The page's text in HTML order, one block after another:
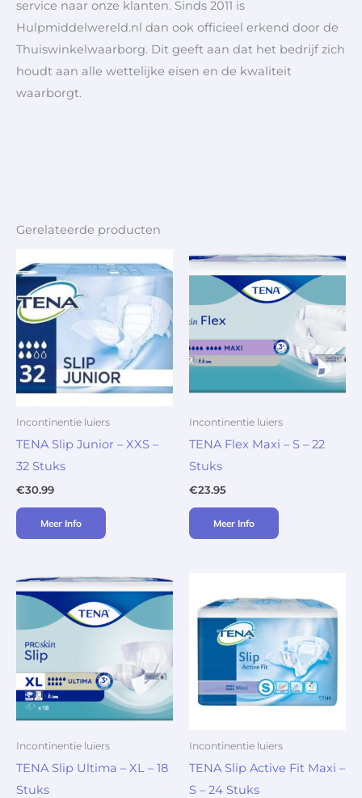
service naar onze klanten. Sinds 2011 is
Hulpmiddelwereld.nl dan ook officieel erkend door de
Thuiswinkelwaarborg. Dit geeft aan dat het bedrijf zich
houdt aan alle wettelijke eisen en de kwaliteit
waarborgt.
Gerelateerde producten
Incontinentie luiers
TENA Slip Junior – XXS –
32 Stuks
€30.99
Meer Info
Incontinentie luiers
TENA Flex Maxi – S – 22
Stuks
€23.95
Meer Info
Incontinentie luiers
TENA Slip Ultima – XL – 18
Stuks
Incontinentie luiers
TENA Slip Active Fit Maxi –
S – 24 Stuks